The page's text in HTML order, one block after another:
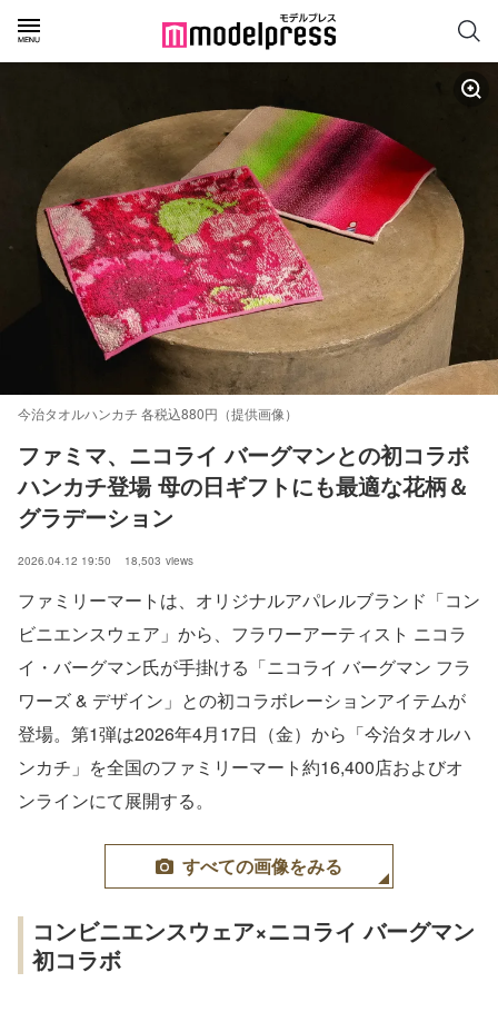
今治タオルハンカチ 各税込880円（提供画像）
ファミマ、ニコライ バーグマンとの初コラボ
ハンカチ登場 母の日ギフトにも最適な花柄＆
グラデーション
2026.04.12 19:50 18,503 views
ファミリーマートは、オリジナルアパレルブランド「コン
ビニエンスウェア」から、フラワーアーティスト ニコラ
イ・バーグマン氏が手掛ける「ニコライ バーグマン フラ
ワーズ & デザイン」との初コラボレーションアイテムが
登場。第1弾は2026年4月17日（金）から「今治タオルハ
ンカチ」を全国のファミリーマート約16,400店およびオ
ンラインにて展開する。
すべての画像をみる
コンビニエンスウェア×ニコライ バーグマン
初コラボ